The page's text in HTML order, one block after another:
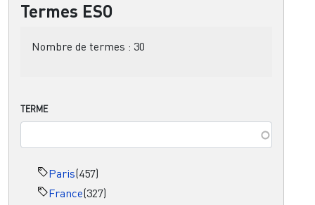
Termes ESO
Nombre de termes : 30
TERME
Paris(457)
France(327)